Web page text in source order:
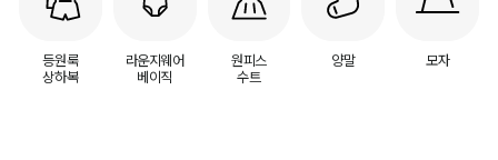
등원룩
상하복
라운지웨어
베이직
원피스
수트
양말 모자